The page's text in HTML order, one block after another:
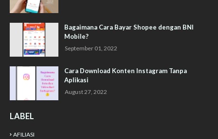
Bagaimana Cara Bayar Shopee dengan BNI
Mobile?
September 01, 2022
Cara Download Konten Instagram Tanpa
Aplikasi
August 27, 2022
LABEL
AFILIASI